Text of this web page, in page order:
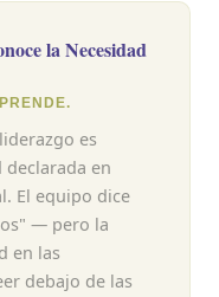
la Necesidad
es
declarada en
El equipo dice
— pero la
en las
debajo de las